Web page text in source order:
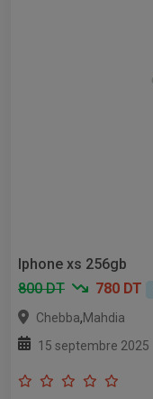
Iphone xs 256gb
800 DT
780 DT
Chebba,Mahdia
15 septembre 2025